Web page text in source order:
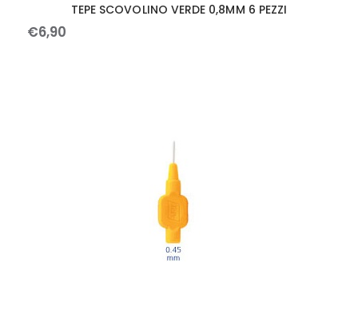
TEPE SCOVOLINO VERDE 0,8MM 6 PEZZI
€6,90